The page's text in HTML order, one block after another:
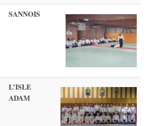
SANNOIS
L’ISLE
ADAM